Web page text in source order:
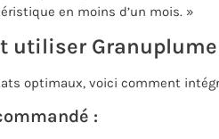
en moins d’un mois. »
utiliser
optimaux, voici comment
: